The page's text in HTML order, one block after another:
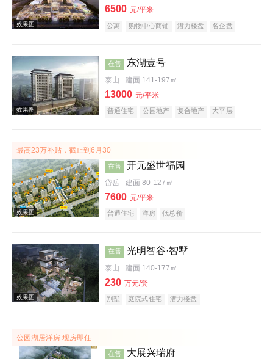
效果图
效果图
6500 元/平米
公寓 购物中心商铺 潜力楼盘 名企盘
在售 东湖壹号
泰山 建面 141-197㎡
13000 元/平米
普通住宅 公园地产 复合地产 大平层
最高23万补贴，截止到6月30
在售 开元盛世福园
岱岳 建面 80-127㎡
7600 元/平米
普通住宅 洋房 低总价
在售 光明智谷·智墅
泰山 建面 140-177㎡
230 万元/套
别墅 庭院式住宅 潜力楼盘
公园湖居洋房 现房即住
在售 大展兴瑞府